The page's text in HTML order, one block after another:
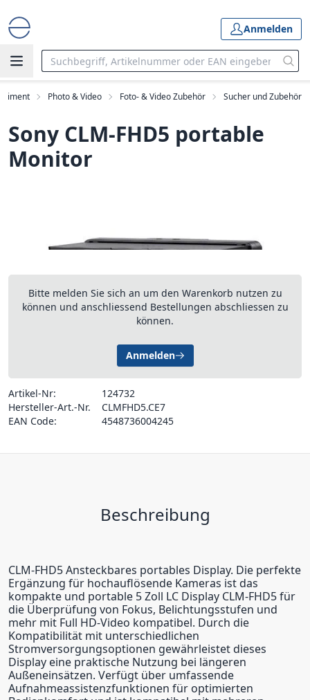
Anmelden
Photo & Video Foto- & Video Zubehör Sucher und Zubehör
Sony CLM-FHD5 portable
Monitor
Bitte melden Sie sich an um den Warenkorb nutzen zu
können und anschliessend Bestellungen abschliessen zu
können.
Anmelden
Artikel-Nr:
124732
Hersteller-Art.-Nr.
CLMFHD5.CE7
EAN Code:
4548736004245
Beschreibung
CLM-FHD5 Ansteckbares portables Display. Die perfekte
Ergänzung für hochauflösende Kameras ist das
kompakte und portable 5 Zoll LC Display CLM-FHD5 für
die Überprüfung von Fokus, Belichtungsstufen und
mehr mit Full HD-Video kompatibel. Durch die
Kompatibilität mit unterschiedlichen
Stromversorgungsoptionen gewährleistet dieses
Display eine praktische Nutzung bei längeren
Außeneinsätzen. Verfügt über umfassende
Aufnahmeassistenzfunktionen für optimierten